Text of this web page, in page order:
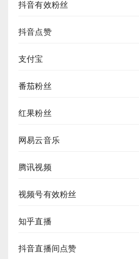
抖音有效粉丝
抖音点赞
支付宝
番茄粉丝
红果粉丝
网易云音乐
腾讯视频
视频号有效粉丝
知乎直播
抖音直播间点赞